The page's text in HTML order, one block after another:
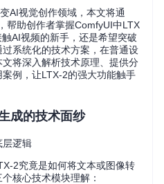
AI视觉创作领域，本文将通
帮助创作者掌握ComfyUI中LTX
AI视频的新手，还是希望突破
系统化的技术方案，在普通设
将深入解析技术原理、提供分
例，让LTX-2的强大功能触手
成的技术面纱
层逻辑
2究竟是如何将文本或图像转
核心技术模块理解：